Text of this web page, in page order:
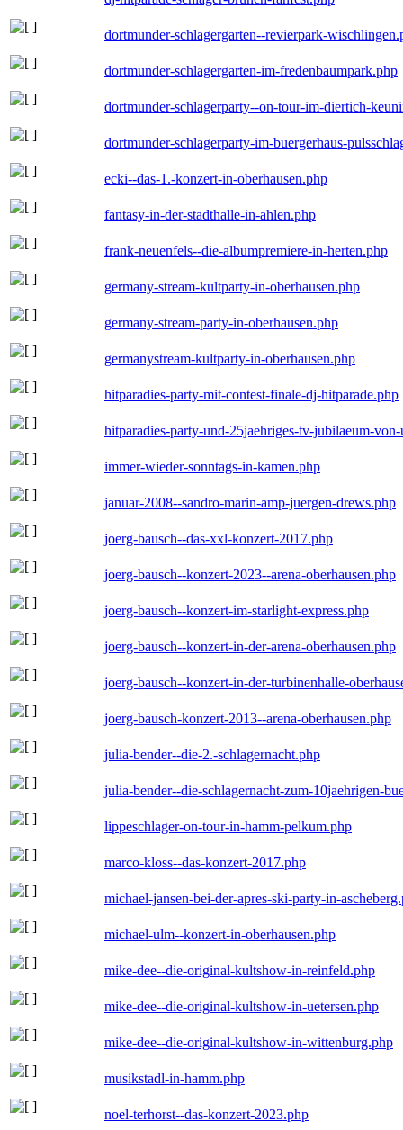
dortmunder-schlagergarten--revierpark-
dortmunder-schlagergarten-im-fredenbaumpark.php
dortmunder-schlagerparty--on-tour-im-diertich-
dortmunder-schlagerparty-im-buergerhaus-
ecki--das-1.-konzert-in-oberhausen.php
fantasy-in-der-stadthalle-in-ahlen.php
frank-neuenfels--die-albumpremiere-in-herten.php
germany-stream-kultparty-in-oberhausen.php
germany-stream-party-in-oberhausen.php
germanystream-kultparty-in-oberhausen.php
hitparadies-party-mit-contest-finale-dj-hitparade.php
hitparadies-party-und-25jaehriges-tv-jubilaeum-
immer-wieder-sonntags-in-kamen.php
januar-2008--sandro-marin-amp-juergen-drews.php
joerg-bausch--das-xxl-konzert-2017.php
joerg-bausch--konzert-2023--arena-oberhausen.php
joerg-bausch--konzert-im-starlight-express.php
joerg-bausch--konzert-in-der-arena-oberhausen.php
joerg-bausch--konzert-in-der-turbinenhalle-
joerg-bausch-konzert-2013--arena-oberhausen.php
julia-bender--die-2.-schlagernacht.php
julia-bender--die-schlagernacht-zum-10jaehrigen-
lippeschlager-on-tour-in-hamm-pelkum.php
marco-kloss--das-konzert-2017.php
michael-jansen-bei-der-apres-ski-party-in-
michael-ulm--konzert-in-oberhausen.php
mike-dee--die-original-kultshow-in-reinfeld.php
mike-dee--die-original-kultshow-in-uetersen.php
mike-dee--die-original-kultshow-in-wittenburg.php
musikstadl-in-hamm.php
noel-terhorst--das-konzert-2023.php